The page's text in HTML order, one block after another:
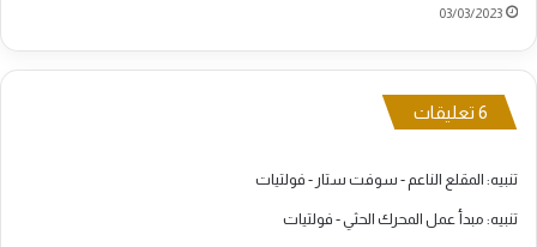
03/03/2023
‫6 تعليقات
تنبيه: المقلع الناعم - سوفت ستار - فولتيات
تنبيه: مبدأ عمل المحرك الحثي - فولتيات